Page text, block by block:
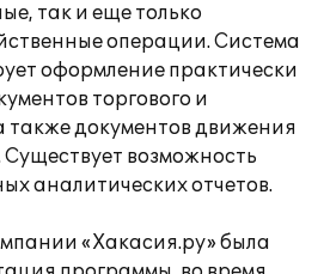
так и еще только
операции. Система
оформление практически
торгового и
также документов движения
возможность
аналитических отчетов.
«Хакасия.ру» была